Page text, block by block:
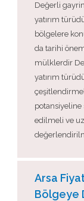
Değerli
yatırım
bölgelere
da tarihi
mülklerdir
yatırım
edilmeli ve
Arsa
Bölgeye